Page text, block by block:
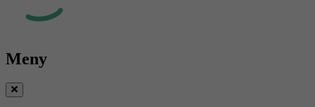
Meny
Stäng